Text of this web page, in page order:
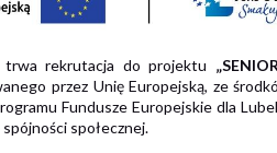
trwa rekrutacja do projektu
przez Unię Europejską, ze
Fundusze Europejskie dla
społecznej.